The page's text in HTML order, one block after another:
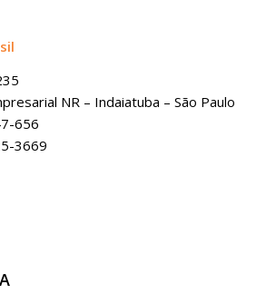
NR – Indaiatuba – São Paulo
656
3669